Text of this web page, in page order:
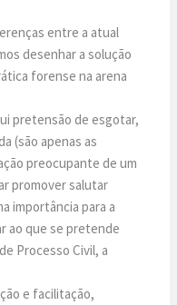
entre a atual
desenhar a solução
forense na arena
pretensão de esgotar,
(são apenas as
preocupante de um
promover salutar
importância para a
ao que se pretende
Processo Civil, a
e facilitação,